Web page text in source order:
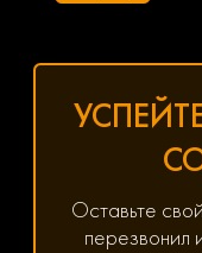
Оставьте
перезвонил